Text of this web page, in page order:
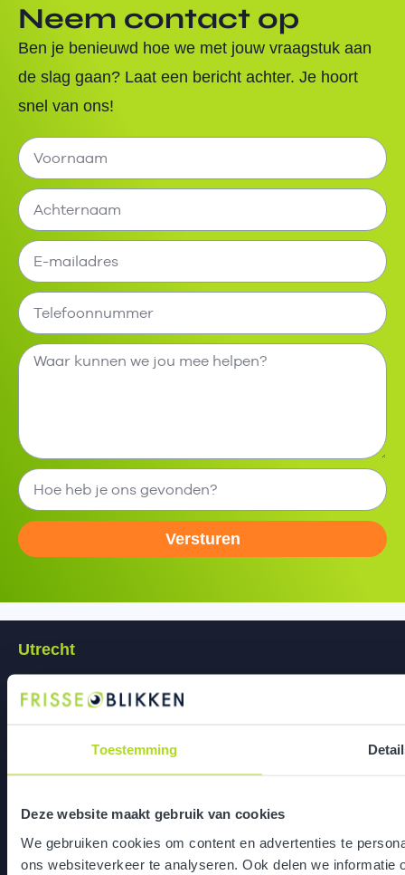
Toestemming
Deze website maakt gebruik van cookies
We gebruiken cookies om content en advertenties te
ons websiteverkeer te analyseren. Ook delen we
Neem contact op
Ben je benieuwd hoe we met jouw vraagstuk aan
de slag gaan? Laat een bericht achter. Je hoort
snel van ons!
Versturen
Utrecht
Bedrijfspand de Pionier
Het Klokgebouw
Klokgebouw 210